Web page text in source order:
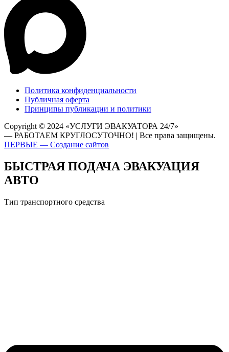
Политика конфиденциальности
Публичная оферта
Принципы публикации и политики
Copyright © 2024 «УСЛУГИ ЭВАКУАТОРА 24/7»
— РАБОТАЕМ КРУГЛОСУТОЧНО! | Все права защищены.
ПЕРВЫЕ — Создание сайтов
БЫСТРАЯ ПОДАЧА ЭВАКУАЦИЯ
АВТО
Тип транспортного средства